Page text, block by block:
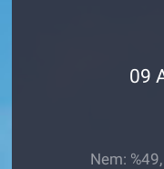
09
Nem: